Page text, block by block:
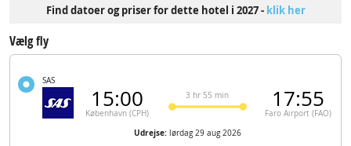
Find datoer og priser for dette hotel i 2027 - klik her
Vælg fly
SAS
15:00
København (CPH)
3 hr 55 min 17:55
Faro Airport (FAO)
Udrejse: lørdag 29 aug 2026